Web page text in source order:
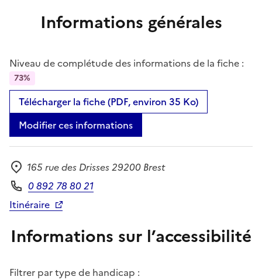
Informations générales
Niveau de complétude des informations de la fiche :
73%
Télécharger la fiche (PDF, environ 35 Ko)
Modifier ces informations
Adresse
165 rue des Drisses 29200 Brest
Téléphone
0 892 78 80 21
Itinéraire
Informations sur l’accessibilité
Filtrer par type de handicap :